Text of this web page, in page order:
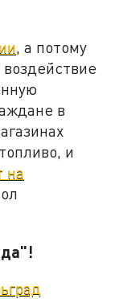
, а потому
в
и
на